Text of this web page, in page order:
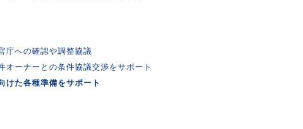
庁への確認や調整協議
オーナーとの条件協議交渉をサポート
けた各種準備をサポート